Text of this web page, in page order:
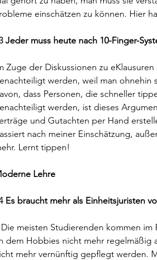
einschätzen zu können. Hier
Jeder muss heute nach 10-Finger-
Zuge der Diskussionen zu
werden, weil man ohnehin
dass Personen, die schneller
werden, ist dieses
und Gutachten per Hand
nach meiner Einschätzung,
Lernt tippen!
Lehre
Es braucht mehr als Einheitsjuristen
meisten Studierenden kommen im
dem Hobbies nicht mehr regelmäßig
mehr vernünftig gepflegt werden.